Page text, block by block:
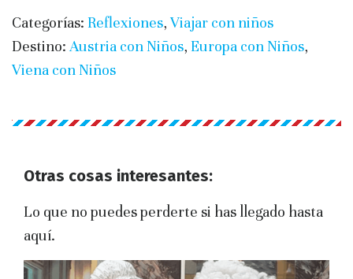
Categorías: Reflexiones, Viajar con niños
Destino: Austria con Niños, Europa con Niños,
Viena con Niños
Otras cosas interesantes:
Lo que no puedes perderte si has llegado hasta
aquí.